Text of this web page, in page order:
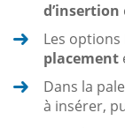
d’insertion
Les options
placement
Dans la
à insérer,